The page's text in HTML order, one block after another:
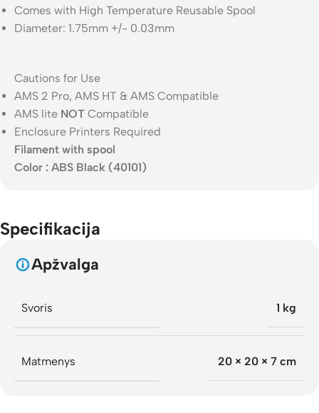
Comes with High Temperature Reusable Spool
Diameter: 1.75mm +/- 0.03mm
Cautions for Use
AMS 2 Pro, AMS HT & AMS Compatible
AMS lite NOT Compatible
Enclosure Printers Required
Filament with spool
Color : ABS Black (40101)
Specifikacija
Apžvalga
Svoris 1 kg
Matmenys 20 × 20 × 7 cm